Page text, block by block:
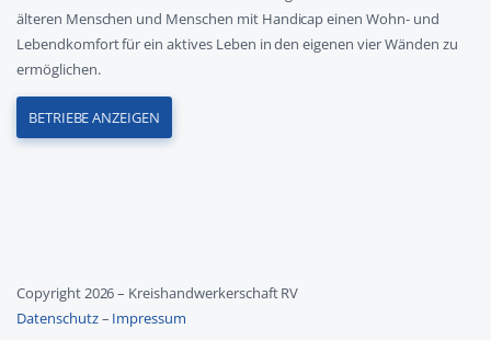
älteren Menschen und Menschen mit Handicap einen Wohn- und
Lebendkomfort für ein aktives Leben in den eigenen vier Wänden zu
ermöglichen.
BETRIEBE ANZEIGEN
Copyright 2026 – Kreishandwerkerschaft RV
Datenschutz– Impressum